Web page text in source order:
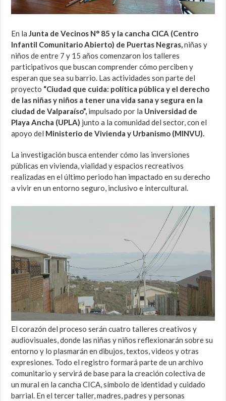
En laJunta de Vecinos N° 85 y la cancha CICA (Centro
Infantil Comunitario Abierto) de Puertas Negras,niñas y
niños de entre 7 y 15 años comenzaron los talleres
participativos que buscan comprender cómo perciben y
esperan que sea su barrio. Las actividades son parte del
proyecto “Ciudad que cuida: política pública y el derecho
de las niñas y niños a tener una vida sana y segura en la
ciudad de Valparaíso”, impulsado por la Universidad de
Playa Ancha (UPLA) junto a la comunidad del sector, con el
apoyo del Ministerio de Vivienda y Urbanismo (MINVU).
La investigación busca entender cómo las inversiones
públicas en vivienda, vialidad y espacios recreativos
realizadas en el último periodo han impactado en su derecho
a vivir en un entorno seguro, inclusivo e intercultural.
El corazón del proceso serán cuatro talleres creativos y
audiovisuales, donde las niñas y niños reflexionarán sobre su
entorno y lo plasmarán en dibujos, textos, videos y otras
expresiones. Todo el registro formará parte de un archivo
comunitario y servirá de base para la creación colectiva de
un mural en la cancha CICA, símbolo de identidad y cuidado
barrial. En el tercer taller, madres, padres y personas